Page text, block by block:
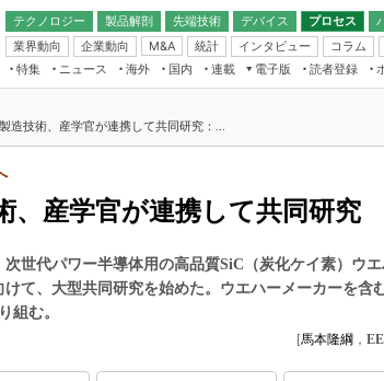
テクノロジー 製品解剖
先端技術
ネルギー
デバイス
アナログ
マイコン
プロセス
無
業界動向
企業動向 M&A 統計 インタビュー コラム
フィジカルAI
読者調査（EE Times Research）
IoT
エレクトロニクス入門（EDN
特集 ニュース 海外 国内
連載
田昭のデバイス通信
山聡の業界スコープ
タイア直前エンジニアの社会人大
漂流記
電子版
電子ブックレット
読者登録
造技術、産学官が連携して共同研究：...
、産学官が連携して共同研究
世代パワー半導体用の高品質SiC（炭化ケイ素）ウ
て、大型共同研究を始めた。ウエハーメーカーを含
組む。
[馬本隆綱 ，